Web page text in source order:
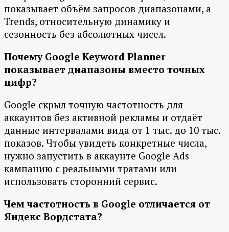
показывает объём запросов диапазонами, а
Trends, относительную динамику и
сезонность без абсолютных чисел.
Почему Google Keyword Planner
показывает диапазоны вместо точных
цифр?
Google скрыл точную частотность для
аккаунтов без активной рекламы и отдаёт
данные интервалами вида от 1 тыс. до 10 тыс.
показов. Чтобы увидеть конкретные числа,
нужно запустить в аккаунте Google Ads
кампанию с реальными тратами или
использовать сторонний сервис.
Чем частотность в Google отличается от
Яндекс Вордстата?